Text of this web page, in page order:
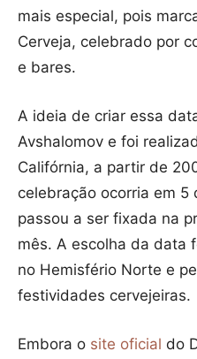
mais especial, pois
Cerveja, celebrado por
e bares.
A ideia de criar essa
Avshalomov e foi
Califórnia, a partir de
celebração ocorria em 5
passou a ser fixada na
mês. A escolha da data
no Hemisfério Norte e
festividades cervejeiras.
Embora o site oficial do